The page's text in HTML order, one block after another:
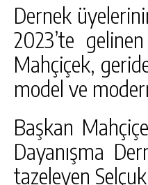
Dernek
2023’te
Mahçiçek,
model ve
Başkan
Dayanışma
tazeleyen